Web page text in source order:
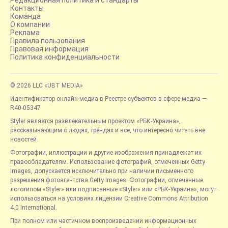
Контакты
Команда
О компании
Реклама
Правила пользования
Правовая информация
Политика конфиденциальности
© 2026 LLC «UBT MEDIA»
Идентификатор онлайн-медиа в Реестре субъектов в сфере медиа —
R40-05347
Styler является развлекательным проектом «РБК-Украина»,
рассказывающим о людях, трендах и всё, что интересно читать вне
новостей.
Фотографии, иллюстрации и другие изображения принадлежат их
правообладателям. Использование фотографий, отмеченных Getty
Images, допускается исключительно при наличии письменного
разрешения фотоагентства Getty Images. Фотографии, отмеченные
логотипом «Styler» или подписанные «Styler» или «РБК-Украина», могут
использоваться на условиях лицензии Creative Commons Attribution
4.0 International.
При полном или частичном воспроизведении информационных